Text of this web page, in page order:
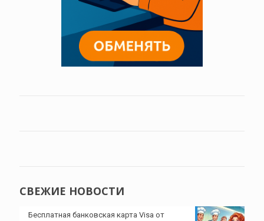
СВЕЖИЕ НОВОСТИ
Бесплатная банковская карта Visa от